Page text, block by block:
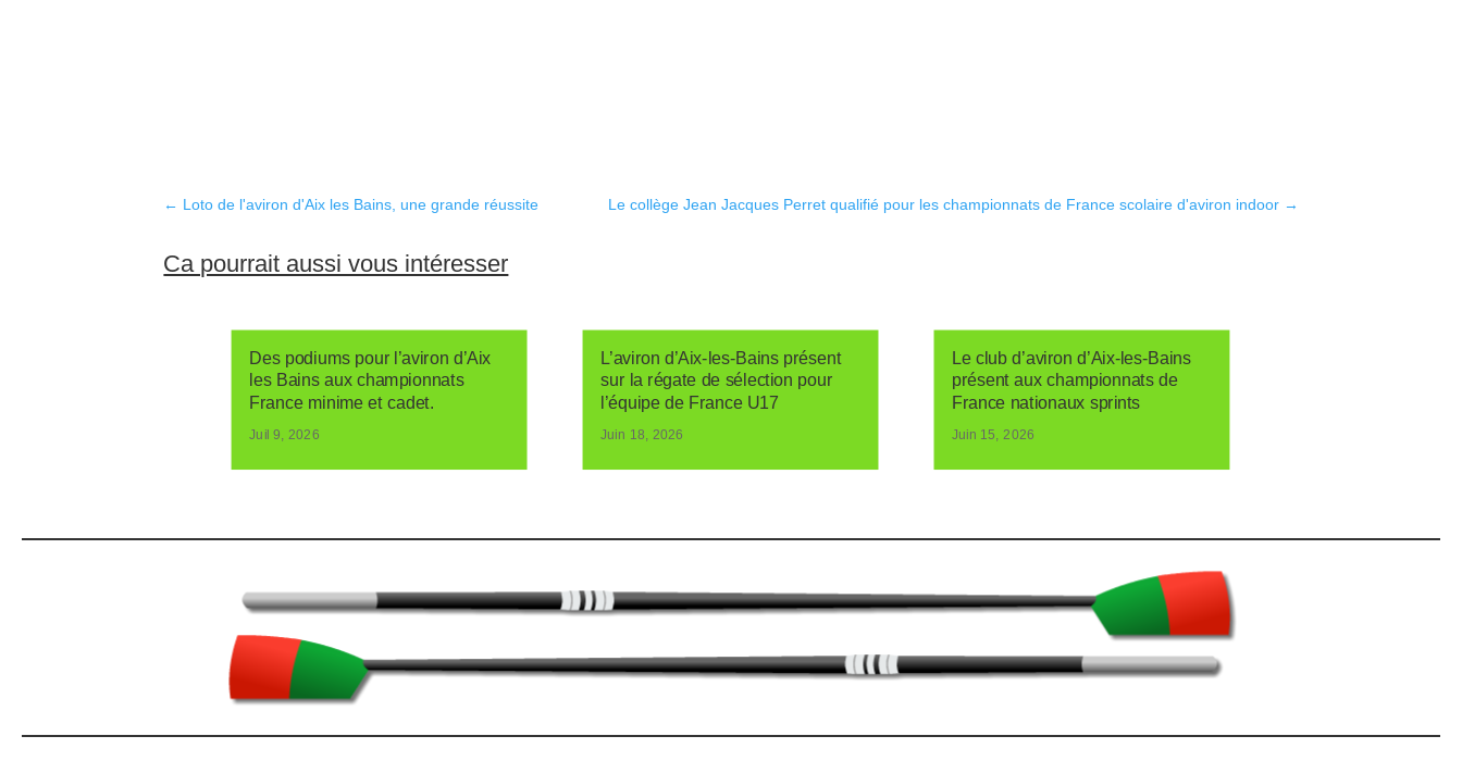
← Loto de l'aviron d'Aix les Bains, une grande réussite Le collège Jean Jacques Perret qualifié pour les championnats de France scolaire d'aviron indoor→
Ca pourrait aussi vous intéresser
Des podiums pour l’aviron d’Aix
les Bains aux championnats
France minime et cadet.
Juil 9, 2026
L’aviron d’Aix-les-Bains présent
sur la régate de sélection pour
l’équipe de France U17
Juin 18, 2026
Le club d’aviron d’Aix-les-Bains
présent aux championnats de
France nationaux sprints
Juin 15, 2026